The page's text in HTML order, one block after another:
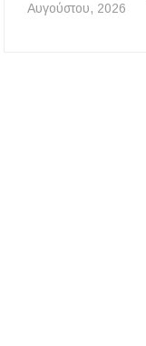
Αυγούστου, 2026